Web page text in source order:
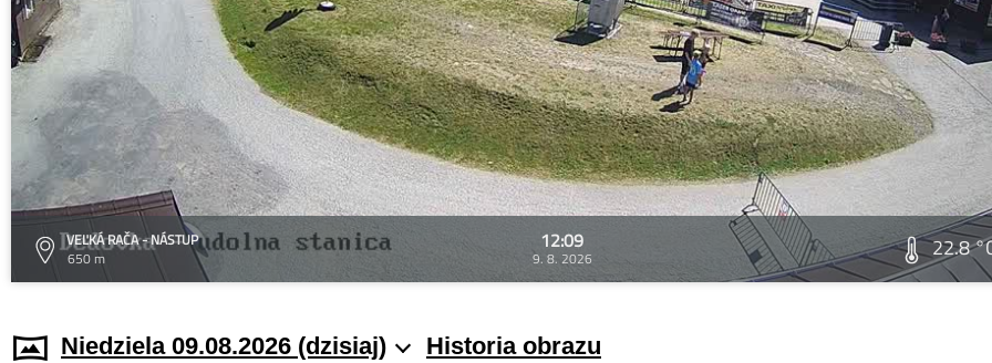
VEĽKÁ RAČA - NÁSTUP
650 m
12:09
9. 8. 2026 22.8
Niedziela 09.08.2026 (dzisiaj) Historia obrazu